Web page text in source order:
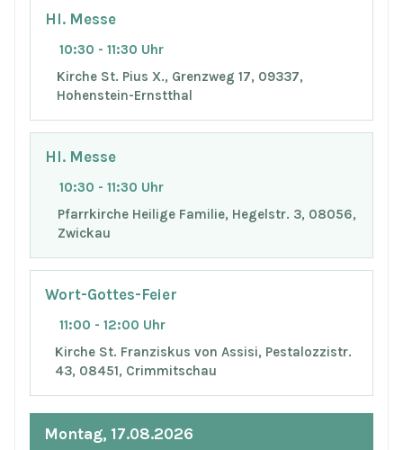
Hl. Messe
10:30 - 11:30 Uhr
Kirche St. Pius X., Grenzweg 17, 09337,
Hohenstein-Ernstthal
Hl. Messe
10:30 - 11:30 Uhr
Pfarrkirche Heilige Familie, Hegelstr. 3, 08056,
Zwickau
Wort-Gottes-Feier
11:00 - 12:00 Uhr
Kirche St. Franziskus von Assisi, Pestalozzistr.
43, 08451, Crimmitschau
Montag, 17.08.2026